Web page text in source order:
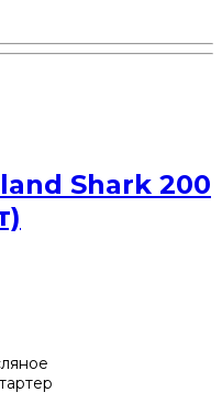
Shark 200